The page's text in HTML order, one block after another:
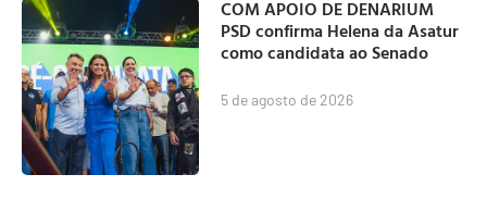
COM APOIO DE DENARIUM
PSD confirma Helena da Asatur
como candidata ao Senado
5 de agosto de 2026